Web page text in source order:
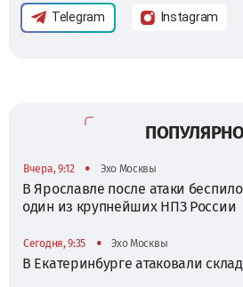
Telegram Instagram
Вчера, 9:12 • Эхо Москвы
В Ярославле после атаки
один из крупнейших НПЗ России
Сегодня, 9:35 • Эхо Москвы
В Екатеринбурге атаковали